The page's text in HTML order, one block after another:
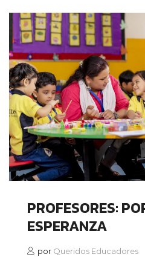
PROFESORES:
ESPERANZA
por Queridos Educadores